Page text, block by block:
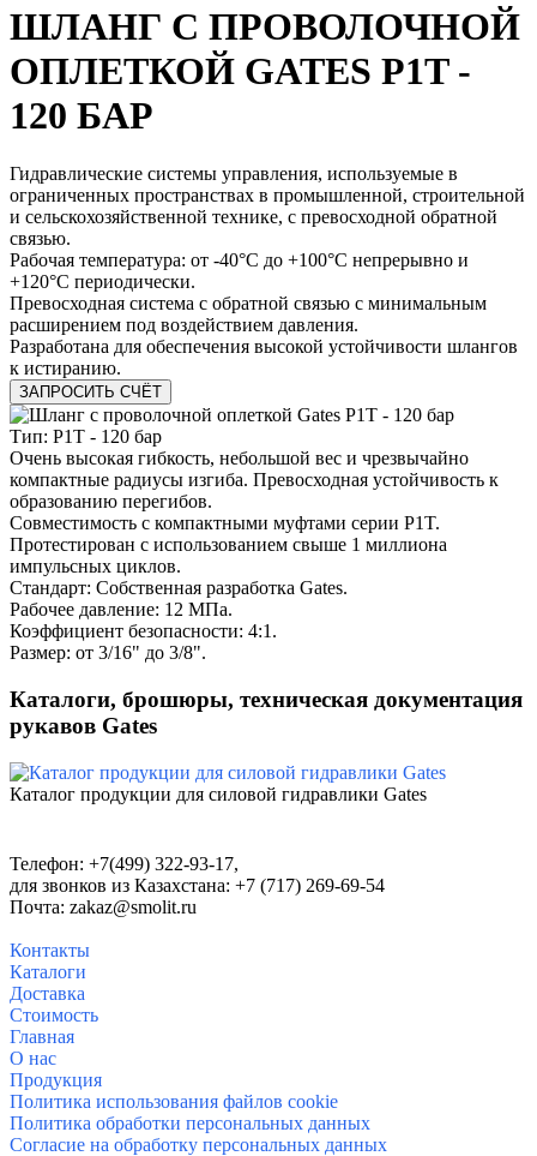
ШЛАНГ С ПРОВОЛОЧНОЙ
ОПЛЕТКОЙ GATES P1T -
120 БАР
Гидравлические системы управления, используемые в
ограниченных пространствах в промышленной, строительной
и сельскохозяйственной технике, с превосходной обратной
связью.
Рабочая температура: от -40°C до +100°C непрерывно и
+120°C периодически.
Превосходная система с обратной связью с минимальным
расширением под воздействием давления.
Разработана для обеспечения высокой устойчивости шлангов
к истиранию.
ЗАПРОСИТЬ СЧЁТ
Тип: P1T - 120 бар
Очень высокая гибкость, небольшой вес и чрезвычайно
компактные радиусы изгиба. Превосходная устойчивость к
образованию перегибов.
Совместимость с компактными муфтами серии P1T.
Протестирован с использованием свыше 1 миллиона
импульсных циклов.
Стандарт: Собственная разработка Gates.
Рабочее давление: 12 МПа.
Коэффициент безопасности: 4:1.
Размер: от 3/16" до 3/8".
Каталоги, брошюры, техническая документация
рукавов Gates
Каталог продукции для силовой гидравлики Gates
Телефон: +7(499) 322-93-17,
для звонков из Казахстана: +7 (717) 269-69-54
Почта: zakaz@smolit.ru
Контакты
Каталоги
Доставка
Стоимость
Главная
О нас
Продукция
Политика использования файлов cookie
Политика обработки персональных данных
Согласие на обработку персональных данных